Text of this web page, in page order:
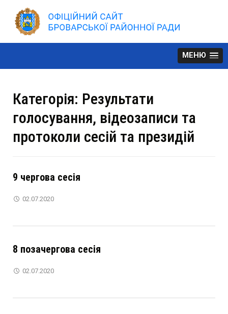
to
content
МЕНЮ
Категорія: Результати
голосування, відеозаписи та
протоколи сесій та президій
9 чергова сесія
02.07.2020
8 позачергова сесія
02.07.2020